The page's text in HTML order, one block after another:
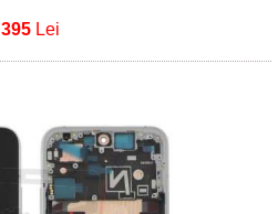
395 Lei